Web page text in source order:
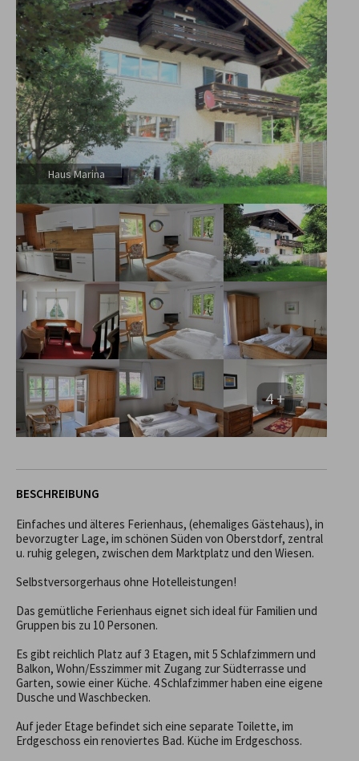
Haus Marina
4 +
BESCHREIBUNG
Einfaches und älteres Ferienhaus, (ehemaliges Gästehaus), in
bevorzugter Lage, im schönen Süden von Oberstdorf, zentral
u. ruhig gelegen, zwischen dem Marktplatz und den Wiesen.
Selbstversorgerhaus ohne Hotelleistungen!
Das gemütliche Ferienhaus eignet sich ideal für Familien und
Gruppen bis zu 10 Personen.
Es gibt reichlich Platz auf 3 Etagen, mit 5 Schlafzimmern und
Balkon, Wohn/Esszimmer mit Zugang zur Südterrasse und
Garten, sowie einer Küche. 4 Schlafzimmer haben eine eigene
Dusche und Waschbecken.
Auf jeder Etage befindet sich eine separate Toilette, im
Erdgeschoss ein renoviertes Bad. Küche im Erdgeschoss.